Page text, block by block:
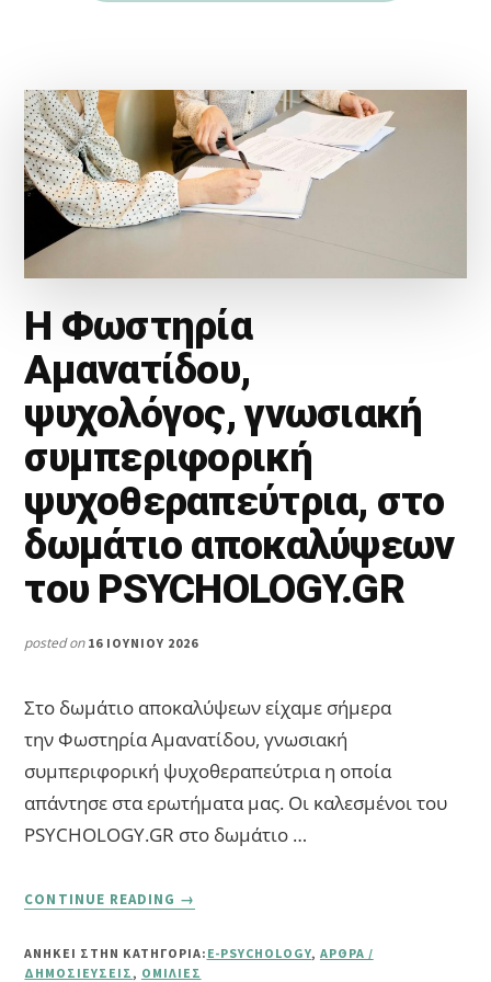
Η Φωστηρία
Αμανατίδου,
ψυχολόγος, γνωσιακή
συμπεριφορική
ψυχοθεραπεύτρια, στο
δωμάτιο αποκαλύψεων
του PSYCHOLOGY.GR
posted on 16 ΙΟΥΝΊΟΥ 2026
Στο δωμάτιο αποκαλύψεων είχαμε σήμερα
την Φωστηρία Αμανατίδου, γνωσιακή
συμπεριφορική ψυχοθεραπεύτρια η οποία
απάντησε στα ερωτήματα μας. Οι καλεσμένοι του
PSYCHOLOGY.GR στο δωμάτιο …
CONTINUE READING
Η
ΑΜΑΝΑΤΊΔΟΥ,
→
ΑΝΗΚΕΙ ΣΤΗΝ ΚΑΤΗΓΟΡΙΑ: E-PSYCHOLOGY, ΆΡΘΡΑ /
ΔΗΜΟΣΙΕΎΣΕΙΣ , ΟΜΙΛΊΕΣ